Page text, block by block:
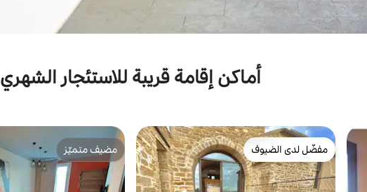
أماكن إقامة قريبة للاستئجار الشهري
مفضّل لدى الضيوف
مفضّل لدى الضيوف
مضيف متميّز
مضيف متميّز